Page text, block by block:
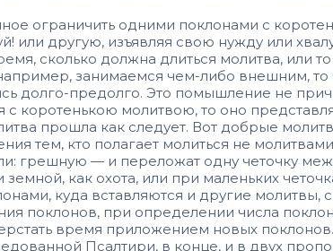
ограничить одними поклонами с
или другую, изъявляя свою нужду или
сколько должна длиться молитва, или
занимаемся чем-либо внешним,
долго-предолго. Это помышление не
с коротенькою молитвою, то оно
прошла как следует. Вот добрые
тем, кто полагает молиться не
грешную — и переложат одну четочку
как охота, или при маленьких
куда вставляются и другие молитвы,
поклонов, при определении числа
время приложением новых поклонов.
Псалтири, в конце, и в двух